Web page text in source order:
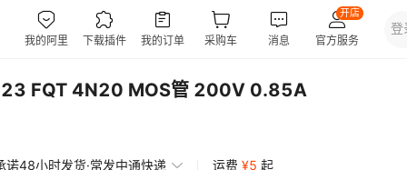
FQT 4N20 MOS管 200V 0.85A
诺48小时发货·常发中通快递 运费 ¥5 起